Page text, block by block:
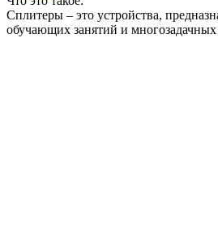
Сплитеры – это устройства,
обучающих занятий и многозадачных